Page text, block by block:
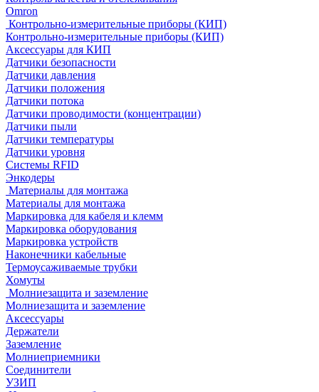
Omron
Контрольно-измерительные приборы (КИП)
Контрольно-измерительные приборы (КИП)
Аксессуары для КИП
Датчики безопасности
Датчики давления
Датчики положения
Датчики потока
Датчики проводимости (концентрации)
Датчики пыли
Датчики температуры
Датчики уровня
Системы RFID
Энкодеры
Материалы для монтажа
Материалы для монтажа
Маркировка для кабеля и клемм
Маркировка оборудования
Маркировка устройств
Наконечники кабельные
Термоусаживаемые трубки
Хомуты
Молниезащита и заземление
Молниезащита и заземление
Аксессуары
Держатели
Заземление
Молниеприемники
Соединители
УЗИП